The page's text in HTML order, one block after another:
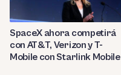
SpaceX ahora competirá
con AT&T, Verizon y T-
Mobile con Starlink Mobile